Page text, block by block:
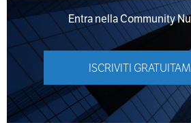
Entra nella Community
ISCRIVITI